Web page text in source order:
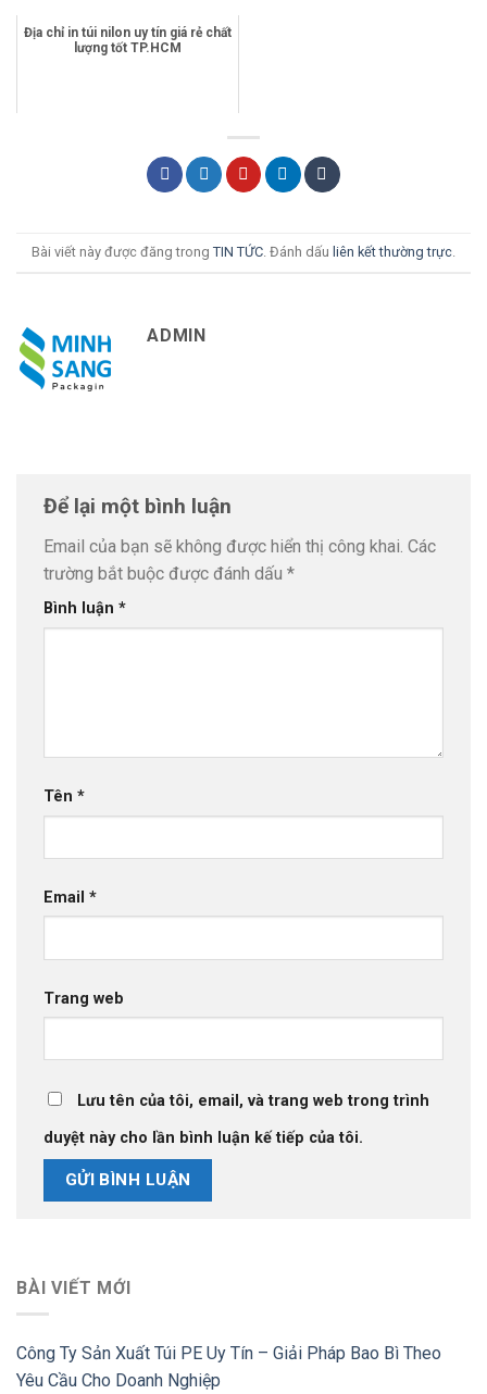
Địa chỉ in túi nilon uy tín giá rẻ chất
lượng tốt TP.HCM
Bài viết này được đăng trong TIN TỨC . Đánh dấu liên kết thường trực
ADMIN
Để lại một bình luận
Email của bạn sẽ không được hiển thị công khai. Các
trường bắt buộc được đánh dấu *
Bình luận *
Tên *
Email *
Trang web
Lưu tên của tôi, email, và trang web trong trình
duyệt này cho lần bình luận kế tiếp của tôi.
BÀI VIẾT MỚI
Công Ty Sản Xuất Túi PE Uy Tín – Giải Pháp Bao Bì Theo
Yêu Cầu Cho Doanh Nghiệp